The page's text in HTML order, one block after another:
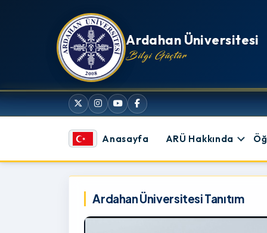
Ardahan Üniversitesi
Bilgi Güçtür
Anasayfa ARÜ Hakkında
Ardahan Üniversitesi
Ardahan Üniversitesi Tanıtım